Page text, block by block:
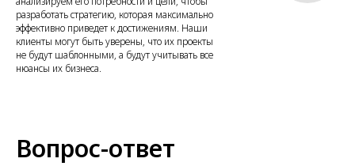
разработать стратегию, которая максимально
эффективно приведет к достижениям. Наши
клиенты могут быть уверены, что их проекты
не будут шаблонными, а будут учитывать все
нюансы их бизнеса.
Вопрос-ответ